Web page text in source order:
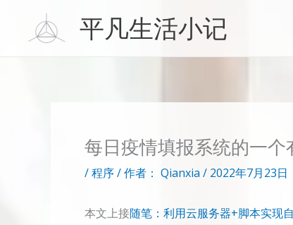
平凡生活小记
每日疫情填报系统的一个
/程序/ 作者： Qianxia / 2022年7月23日
本文上接随笔：利用云服务器+脚本实现